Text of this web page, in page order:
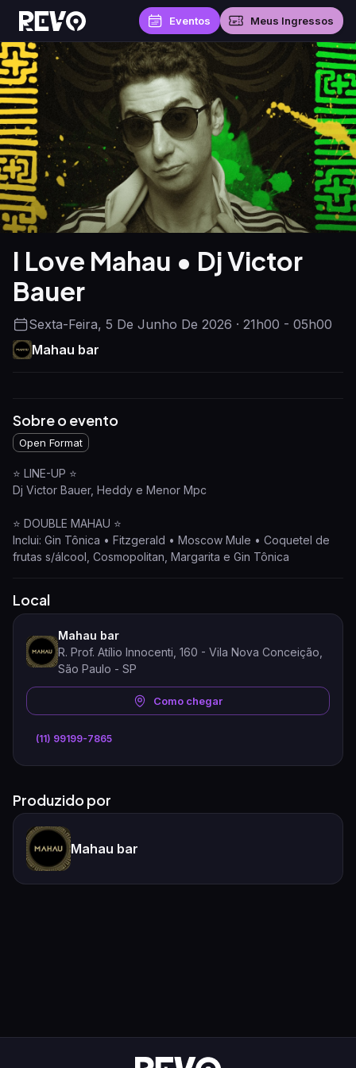
Eventos Meus Ingressos
I Love Mahau • Dj Victor
Bauer
Sexta-Feira, 5 De Junho De 2026 · 21h00 - 05h00
Mahau bar
Sobre o evento
Open Format
⭐️ LINE-UP ⭐️
Dj Victor Bauer, Heddy e Menor Mpc
⭐️ DOUBLE MAHAU ⭐️
Inclui: Gin Tônica • Fitzgerald • Moscow Mule • Coquetel de
frutas s/álcool, Cosmopolitan, Margarita e Gin Tônica
Local
Mahau bar
R. Prof. Atílio Innocenti, 160 - Vila Nova Conceição,
São Paulo - SP
Como chegar
(11) 99199-7865
Produzido por
Mahau bar